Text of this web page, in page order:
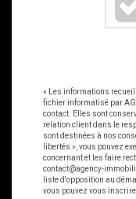
« Les informations
fichier informatisé par
contact. Elles sont
relation client dans le
sont destinées à nos
libertés », vous pouvez
concernant et les faire
contact@agency-
liste d'opposition au
vous pouvez vous